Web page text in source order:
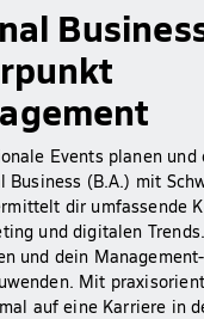
Events planen und
Business (B.A.) mit
dir umfassende
und digitalen
und dein
Mit
auf eine Karriere in